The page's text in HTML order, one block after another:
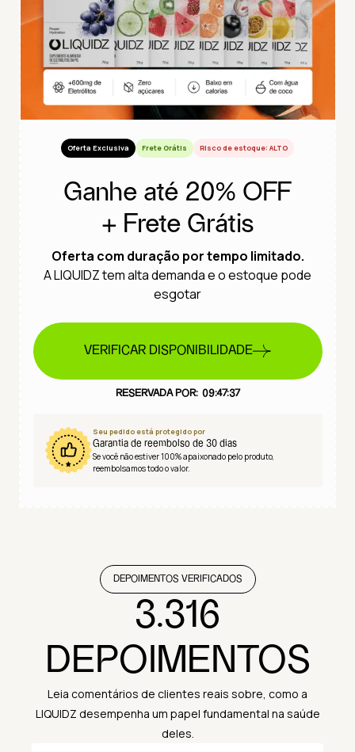
Oferta Exclusiva Frete Grátis Risco de estoque: ALTO
Ganhe até 20% OFF
+ Frete Grátis
Oferta com duração por tempo limitado.
A LIQUIDZ tem alta demanda e o estoque pode
esgotar
VERIFICAR DISPONIBILIDADE
RESERVADA POR: 09:47:36
Seu pedido está protegido por
Garantia de reembolso de 30 dias
Se você não estiver 100% apaixonado pelo produto,
reembolsamos todo o valor.
DEPOIMENTOS VERIFICADOS
3.316
DEPOIMENTOS
Leia comentários de clientes reais sobre, como a
LIQUIDZ desempenha um papel fundamental na saúde
deles.